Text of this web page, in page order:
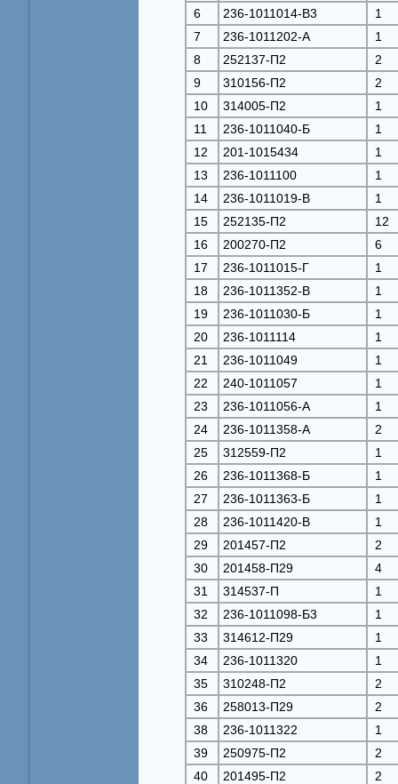
6
236-1011014-В3
1
7
236-1011202-A
1
8
252137-П2
2
9
310156-П2
2
10
314005-П2
1
11
236-1011040-Б
1
12
201-1015434
1
13
236-1011100
1
14
236-1011019-B
1
15
252135-П2
12
16
200270-П2
6
17
236-1011015-Г
1
18
236-1011352-B
1
19
236-1011030-Б
1
20
236-1011114
1
21
236-1011049
1
22
240-1011057
1
23
236-1011056-A
1
24
236-1011358-A
2
25
312559-П2
1
26
236-1011368-Б
1
27
236-1011363-Б
1
28
236-1011420-B
1
29
201457-П2
2
30
201458-П29
4
31
314537-П
1
32
236-1011098-Б3
1
33
314612-П29
1
34
236-1011320
1
35
310248-П2
2
36
258013-П29
2
38
236-1011322
1
39
250975-П2
2
40
201495-П2 2